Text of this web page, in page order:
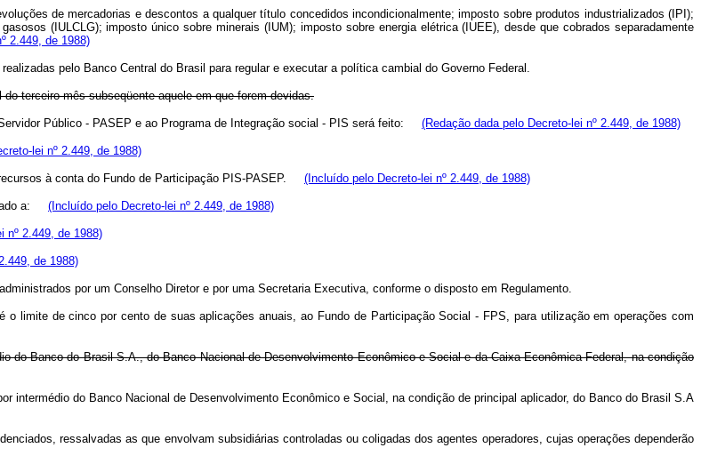
de mercadorias e descontos a qualquer título concedidos incondicionalmente; imposto sobre produtos industrializados (IPI);
(IULCLG); imposto único sobre minerais (IUM); imposto sobre energia elétrica (IUEE), desde que cobrados separadamente
2.449, de 1988)
pelo Banco Central do Brasil para regular e executar a política cambial do Governo Federal.
terceiro mês subseqüente aquele em que forem devidas.
Público - PASEP e ao Programa de Integração social - PIS será feito: (Redação dada pelo Decreto-lei nº 2.449, de 1988)
lei nº 2.449, de 1988)
à conta do Fundo de Participação PIS-PASEP. (Incluído pelo Decreto-lei nº 2.449, de 1988)
a: (Incluído pelo Decreto-lei nº 2.449, de 1988)
nº 2.449, de 1988)
de 1988)
por um Conselho Diretor e por uma Secretaria Executiva, conforme o disposto em Regulamento.
de cinco por cento de suas aplicações anuais, ao Fundo de Participação Social - FPS, para utilização em operações com
do Banco do Brasil S.A., do Banco Nacional de Desenvolvimento Econômico e Social e da Caixa Econômica Federal, na condição
intermédio do Banco Nacional de Desenvolvimento Econômico e Social, na condição de principal aplicador, do Banco do Brasil S.A
ressalvadas as que envolvam subsidiárias controladas ou coligadas dos agentes operadores, cujas operações dependerão